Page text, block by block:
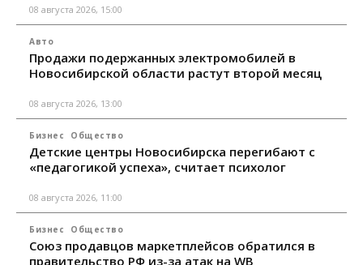
08 августа 2026, 15:00
Авто
Продажи подержанных электромобилей в
Новосибирской области растут второй месяц
08 августа 2026, 13:00
Бизнес Общество
Детские центры Новосибирска перегибают с
«педагогикой успеха», считает психолог
08 августа 2026, 11:00
Бизнес Общество
Союз продавцов маркетплейсов обратился в
правительство РФ из-за атак на WB